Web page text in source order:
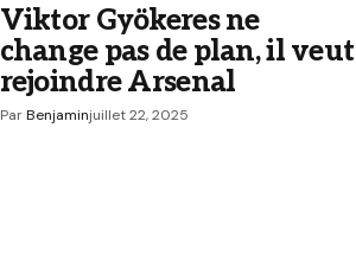
Viktor Gyökeres ne
change pas de plan, il veut
rejoindre Arsenal
Par Benjaminjuillet 22, 2025